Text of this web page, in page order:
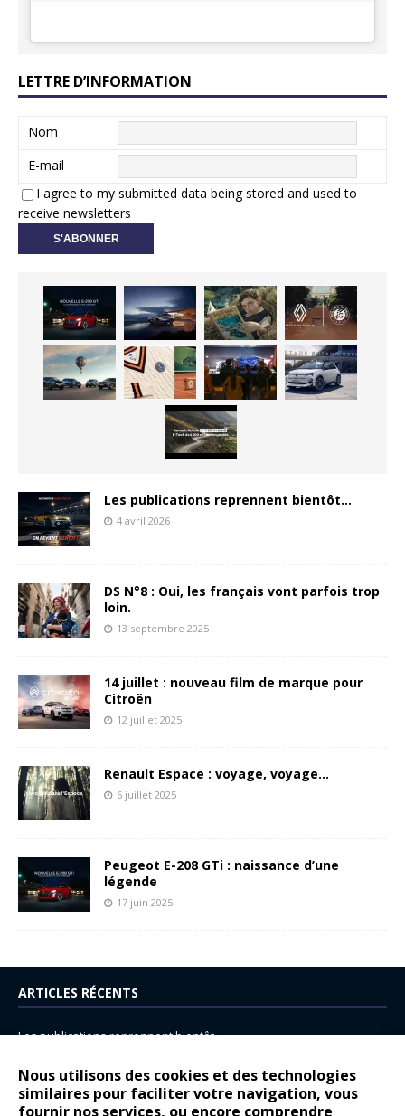
Nous utilisons des cookies et des technologies
similaires pour faciliter votre navigation, vous
fournir nos services, ou encore comprendre
LETTRE D’INFORMATION
Nom
E-mail
I agree to my submitted data being stored and used to
receive newsletters
Les publications reprennent bientôt…
4 avril 2026
DS N°8 : Oui, les français vont parfois trop
loin.
13 septembre 2025
14 juillet : nouveau film de marque pour
Citroën
12 juillet 2025
Renault Espace : voyage, voyage…
6 juillet 2025
Peugeot E-208 GTi : naissance d’une
légende
17 juin 2025
ARTICLES RÉCENTS
Les publications reprennent bientôt…
14 juillet : nouveau film de marque pour Citroën